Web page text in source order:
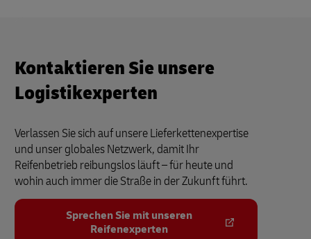
Kontaktieren Sie unsere
Logistikexperten
Verlassen Sie sich auf unsere Lieferkettenexpertise
und unser globales Netzwerk, damit Ihr
Reifenbetrieb reibungslos läuft – für heute und
wohin auch immer die Straße in der Zukunft führt.
Sprechen Sie mit unseren
Reifenexperten